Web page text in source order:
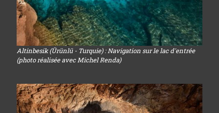
Altinbesik (Ürünlü - Turquie) : Navigation sur le lac d'entrée
(photo réalisée avec Michel Renda)